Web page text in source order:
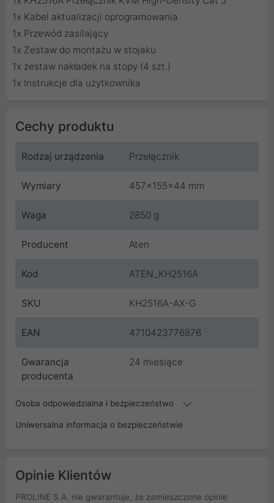
1x Kabel aktualizacji oprogramowania
1x Przewód zasilający
1x Zestaw do montażu w stojaku
1x zestaw nakładek na stopy (4 szt.)
1x Instrukcje dla użytkownika
Cechy produktu
Rodzaj urządzenia Przełącznik
Wymiary 457x155x44 mm
Waga 2850 g
Producent Aten
Kod ATEN_KH2516A
SKU KH2516A-AX-G
EAN 4710423776876
Gwarancja
producenta
24 miesiące
Osoba odpowiedzialna i bezpieczeństwo
Uniwersalna informacja o bezpieczeństwie
Opinie Klientów
PROLINE S.A. nie gwarantuje, że zamieszczone opinie